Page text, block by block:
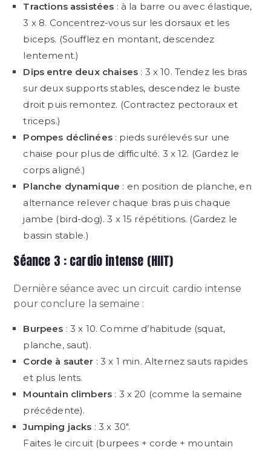
Tractions assistées : à la barre ou avec élastique,
3 x 8. Concentrez-vous sur les dorsaux et les
biceps. (Soufflez en montant, descendez
lentement.)
Dips entre deux chaises : 3 x 10. Tendez les bras
sur deux supports stables, descendez le buste
droit puis remontez. (Contractez pectoraux et
triceps.)
Pompes déclinées: pieds surélevés sur une
chaise pour plus de difficulté. 3 x 12. (Gardez le
corps aligné.)
Planche dynamique : en position de planche, en
alternance relever chaque bras puis chaque
jambe (bird-dog). 3 x 15 répétitions. (Gardez le
bassin stable.)
Séance 3 : cardio intense (HIIT)
Dernière séance avec un circuit cardio intense
pour conclure la semaine :
Burpees : 3 x 10. Comme d’habitude (squat,
planche, saut).
Corde à sauter : 3 x 1 min. Alternez sauts rapides
et plus lents.
Mountain climbers : 3 x 20 (comme la semaine
précédente).
Jumping jacks : 3 x 30″.
Faites le circuit (burpees + corde + mountain